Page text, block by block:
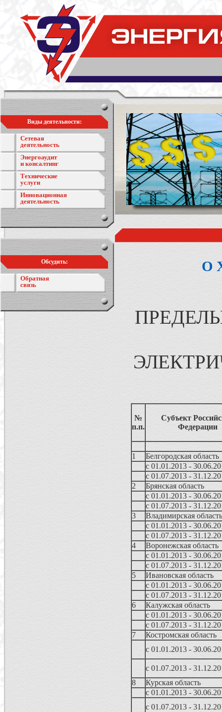
Виды деятельности:
Сетевая
деятельность
Энергоаудит
и консалтинг
Технические
услуги
Инновационная
деятельность
Обсудить:
Обратная
связь
О
№
п.п.
Субъект
Федерации
1
Белгородская область
с 01.01.2013 -
с 01.07.2013 -
2
Брянская область
с 01.01.2013 -
с 01.07.2013 -
3
Владимирская область
с 01.01.2013 -
с 01.07.2013 -
4
Воронежская область
с 01.01.2013 -
с 01.07.2013 -
5
Ивановская область
с 01.01.2013 -
с 01.07.2013 -
6
Калужская область
с 01.01.2013 -
с 01.07.2013 -
7
Костромская область
с 01.01.2013 -
с 01.07.2013 -
8
Курская область
с 01.01.2013 -
с 01.07.2013 -